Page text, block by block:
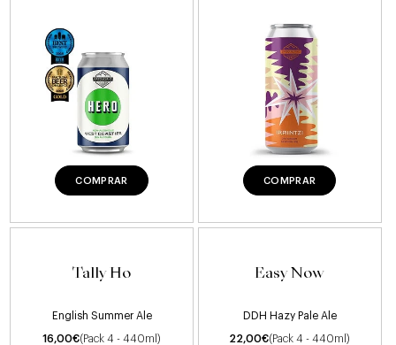
COMPRAR COMPRAR
Tally Ho
English Summer Ale
16,00€(Pack 4 - 440ml)
Easy Now
DDH Hazy Pale Ale
22,00€(Pack 4 - 440ml)